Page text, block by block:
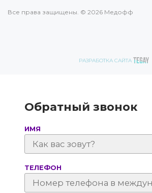
Все права защищены. © 2026 Медофф
РАЗРАБОТКА САЙТА
Обратный звонок
ИМЯ
ТЕЛЕФОН